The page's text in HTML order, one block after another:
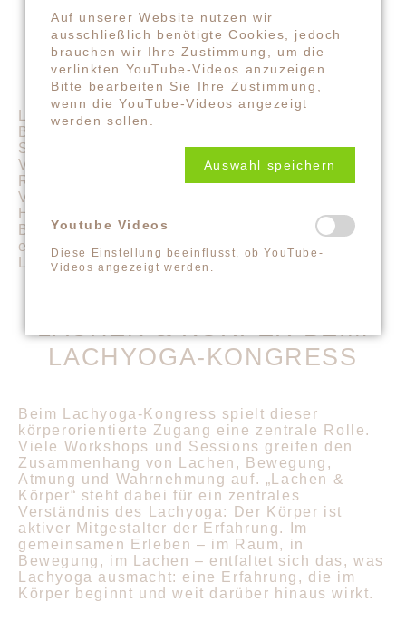
LACHEN, BEWEGUNG UND
VERKÖRPERUNG
Lachyoga nutzt einfache, spielerische
Bewegungen, um den Körper aus gewohnten
Spannungsmustern zu lösen. Körperliche
Verspieltheit öffnet den Raum für spontane
Reaktionen, emotionalen Ausdruck, soziale
Verbundenheit und eine leichtere innere
Haltung. Im Zusammenspiel von Bewegung,
Blickkontakt und gemeinsamer Aktivität
entsteht oft ganz natürlich echtes, herzliches
Lachen – als Folge der körperlichen Übung.
LACHEN & KÖRPER BEIM
LACHYOGA-KONGRESS
Beim Lachyoga-Kongress spielt dieser
körperorientierte Zugang eine zentrale Rolle.
Viele Workshops und Sessions greifen den
Zusammenhang von Lachen, Bewegung,
Atmung und Wahrnehmung auf. „Lachen &
Körper“ steht dabei für ein zentrales
Verständnis des Lachyoga: Der Körper ist
aktiver Mitgestalter der Erfahrung. Im
gemeinsamen Erleben – im Raum, in
Bewegung, im Lachen – entfaltet sich das, was
Lachyoga ausmacht: eine Erfahrung, die im
Körper beginnt und weit darüber hinaus wirkt.
Auf unserer Website nutzen wir
ausschließlich benötigte Cookies, jedoch
brauchen wir Ihre Zustimmung, um die
verlinkten YouTube-Videos anzuzeigen.
Bitte bearbeiten Sie Ihre Zustimmung,
wenn die YouTube-Videos angezeigt
werden sollen.
Auswahl speichern
Youtube Videos
Diese Einstellung beeinflusst, ob YouTube-
Videos angezeigt werden.